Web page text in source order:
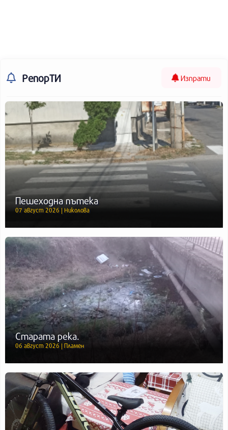
РепорТИ Изпрати
Пешеходна пътека
07 август 2026 | Николова
Старата река.
06 август 2026 | Пламен